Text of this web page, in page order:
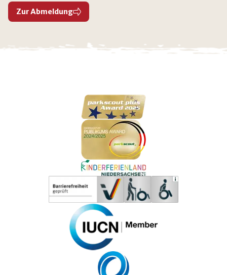
Zur Abmeldung